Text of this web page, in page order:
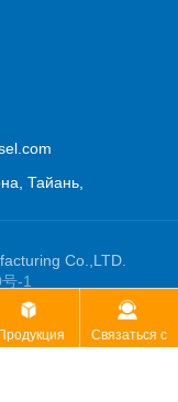
Тайань,
Co.,LTD.
-1
SEO
Связаться с